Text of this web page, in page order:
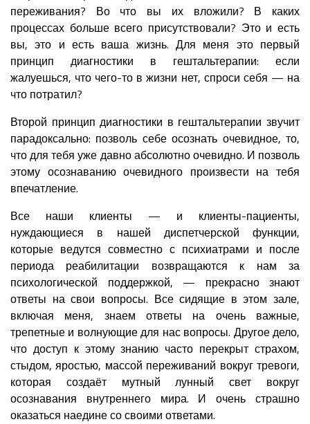
переживания? Во что вы их вложили? В каких
процессах больше всего присутствовали? Это и есть
вы, это и есть ваша жизнь. Для меня это первый
принцип диагностики в гештальтерапии: если
жалуешься, что чего-то в жизни нет, спроси себя — на
что потратил?
Второй принцип диагностики в гештальтерапии звучит
парадоксально: позволь себе осознать очевидное, то,
что для тебя уже давно абсолютно очевидно. И позволь
этому осознаванию очевидного произвести на тебя
впечатление.
Все наши клиенты — и клиенты-пациенты,
нуждающиеся в нашей диспетчерской функции,
которые ведутся совместно с психиатрами и после
периода реабилитации возвращаются к нам за
психологической поддержкой, — прекрасно знают
ответы на свои вопросы. Все сидящие в этом зале,
включая меня, знаем ответы на очень важные,
трепетные и волнующие для нас вопросы. Другое дело,
что доступ к этому знанию часто перекрыт страхом,
стыдом, яростью, массой переживаний вокруг тревоги,
которая создаёт мутный лунный свет вокруг
осознавания внутреннего мира. И очень страшно
оказаться наедине со своими ответами.